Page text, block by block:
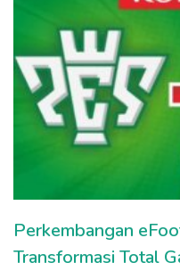
Perkembangan
Transformasi Total